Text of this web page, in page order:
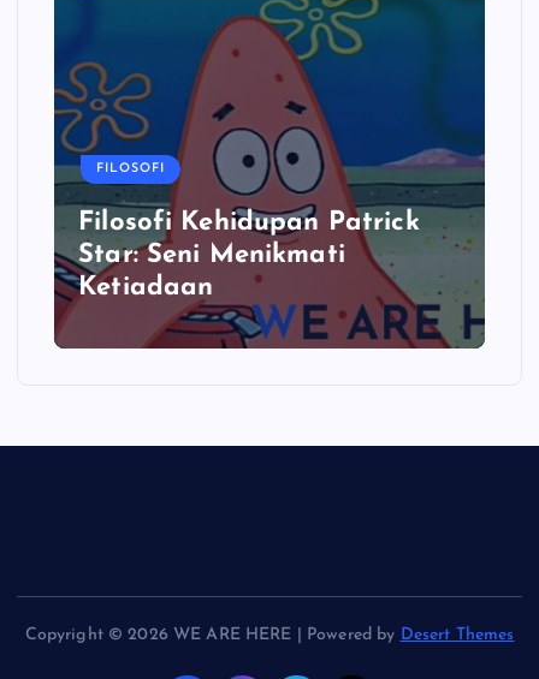
FILOSOFI
Filosofi Kehidupan Patrick
Star: Seni Menikmati
Ketiadaan
Copyright © 2026 WE ARE HERE | Powered by Desert Themes